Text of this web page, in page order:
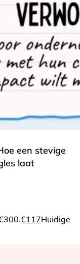
een stevige
laat
€117Huidige